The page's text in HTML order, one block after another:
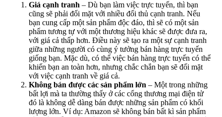
Giá cạnh tranh – Dù bạn làm việc trực tuyến, thì bạn
cũng sẽ phải đối mặt với nhiều đối thủ cạnh tranh. Nếu
bạn cung cấp một sản phẩm độc đáo, thì sẽ có một sản
phẩm tương tự với một thương hiệu khác sẽ được đưa ra,
với giá cả thấp hơn. Điều này sẽ tạo ra một sự cạnh tranh
giữa những người có cùng ý tưởng bán hàng trực tuyến
giống bạn. Mặc dù, có thể việc bán hàng trực tuyến có thể
khiến bạn an toàn hơn, nhưng chắc chắn bạn sẽ đối mặt
với việc cạnh tranh về giá cả.
Không bán được các sản phẩm lớn – Một trong những
bất lợi mà ta thường thấy ở các cổng thương mại điện tử
đó là không dễ dàng bán được những sản phẩm có khối
lượng lớn. Ví dụ: Amazon sẽ không bán bất kì sản phẩm